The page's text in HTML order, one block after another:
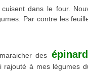
cuisent dans le four.
Par contre les
des
rajouté à mes légumes